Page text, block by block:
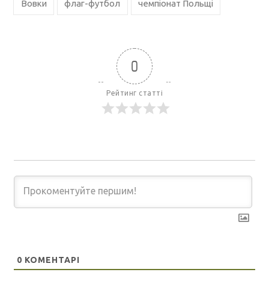
Вовки флаг-футбол чемпіонат Польщі
0
Рейтинг статті
0 КОМЕНТАРІ